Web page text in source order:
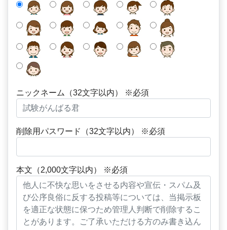
ニックネーム（32文字以内） ※必須
削除用パスワード（32文字以内） ※必須
本文（2,000文字以内） ※必須